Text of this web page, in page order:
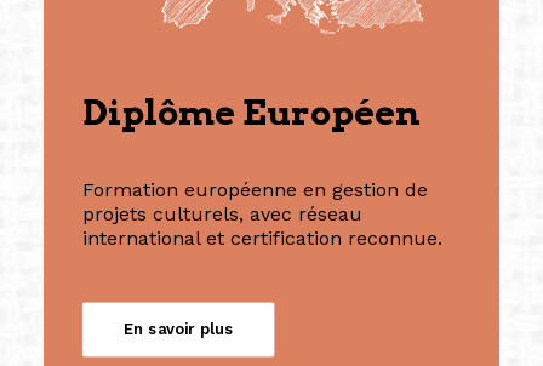
Diplôme Européen
Formation européenne en gestion de
projets culturels, avec réseau
international et certification reconnue.
En savoir plus